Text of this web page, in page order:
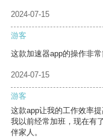
2024-07-15
游客
这款加速器app的操作非
2024-07-15
游客
这款app让我的工作效率
我以前经常加班，现在有
伴家人。